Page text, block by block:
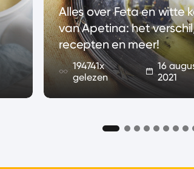
Alles over Feta en witte
van Apetina: het
recepten en meer!
194741x
gelezen
16
2021